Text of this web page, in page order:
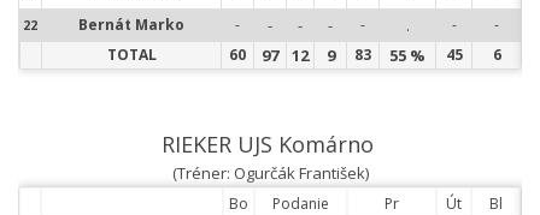
22 Bernát Marko - - - - - . -
-
TOTAL
60 97 12 9 83 55 % 45 6
RIEKER UJS Komárno
(Tréner: Ogurčák František)
Bo Podanie Pr Út
Bl